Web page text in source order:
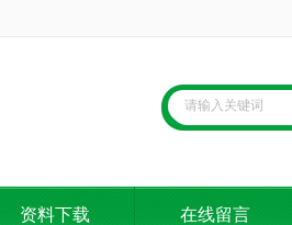
资料下载 在线留言